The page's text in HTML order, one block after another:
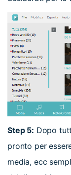
Step 5: Dopo
pronto per
media, ecc